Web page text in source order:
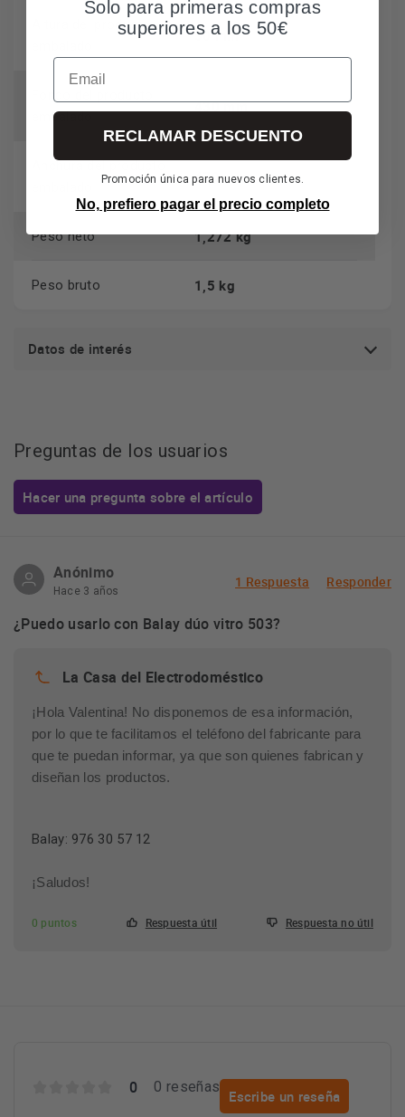
Altura del producto
50 mm
Fondo del producto
embalado
430 mm
Anchura del producto
470 mm
Peso neto 1,272 kg
Peso bruto 1,5 kg
Datos de interés
Preguntas de los usuarios
Hacer una pregunta sobre el artículo
Anónimo
Hace 3 años
1 Respuesta Responder
¿Puedo usarlo con Balay dúo vitro 503?
La Casa del Electrodoméstico
¡Hola Valentina! No disponemos de esa información,
por lo que te facilitamos el teléfono del fabricante para
que te puedan informar, ya que son quienes fabrican y
diseñan los productos.
Balay: 976 30 57 12
¡Saludos!
0 puntos Respuesta útil Respuesta no útil
0 0 reseñas
Escribe un reseña
Solo para primeras compras
superiores a los 50€
Email
RECLAMAR DESCUENTO
Promoción única para nuevos clientes.
No, prefiero pagar el precio completo